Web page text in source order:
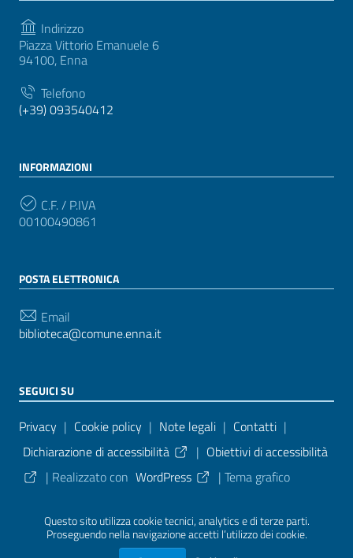
Questo sito utilizza cookie tecnici, analytics e di terze parti.
Proseguendo nella navigazione accetti l’utilizzo dei cookie.
Indirizzo
Piazza Vittorio Emanuele 6
94100, Enna
Telefono
(+39) 093540412
INFORMAZIONI
C.F. / P.IVA
00100490861
POSTA ELETTRONICA
Email
biblioteca@comune.enna.it
SEGUICI SU
Sezione Link Utili
Privacy | Cookie policy | Note legali | Contatti |
Dichiarazione di accessibilità
| Obiettivi di accessibilità
| Realizzato con WordPress | Tema grafico